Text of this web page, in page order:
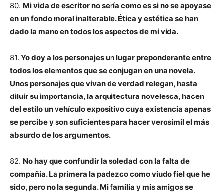
80. Mi vida de escritor no sería como es si no se apoyase
en un fondo moral inalterable. Ética y estética se han
dado la mano en todos los aspectos de mi vida.
81. Yo doy a los personajes un lugar preponderante entre
todos los elementos que se conjugan en una novela.
Unos personajes que vivan de verdad relegan, hasta
diluir su importancia, la arquitectura novelesca, hacen
del estilo un vehículo expositivo cuya existencia apenas
se percibe y son suficientes para hacer verosímil el más
absurdo de los argumentos.
82. No hay que confundir la soledad con la falta de
compañía. La primera la padezco como viudo fiel que he
sido, pero no la segunda. Mi familia y mis amigos se